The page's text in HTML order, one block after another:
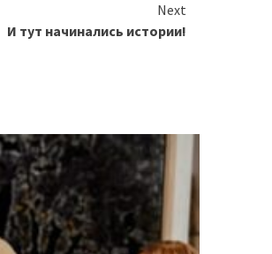
Next
И тут начинались истории!